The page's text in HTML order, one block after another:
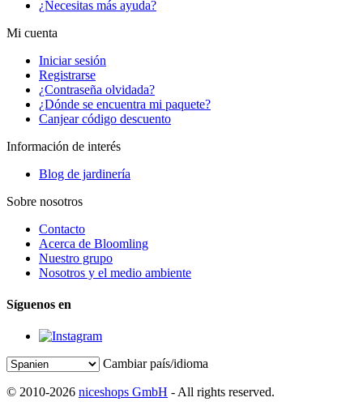
¿Necesitas más ayuda?
Mi cuenta
Iniciar sesión
Registrarse
¿Contraseña olvidada?
¿Dónde se encuentra mi paquete?
Canjear código descuento
Información de interés
Blog de jardinería
Sobre nosotros
Contacto
Acerca de Bloomling
Nuestro grupo
Nosotros y el medio ambiente
Síguenos en
Cambiar país/idioma
© 2010-2026 niceshops GmbH - All rights reserved.